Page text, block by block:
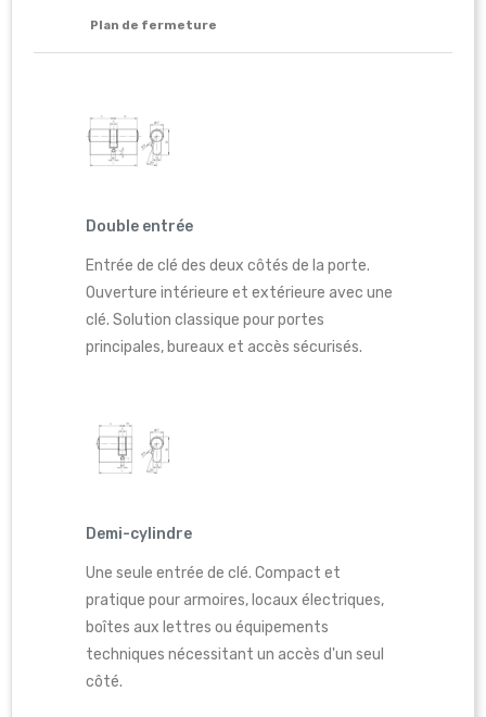
Plan de fermeture
Double entrée
Entrée de clé des deux côtés de la porte.
Ouverture intérieure et extérieure avec une
clé. Solution classique pour portes
principales, bureaux et accès sécurisés.
Demi-cylindre
Une seule entrée de clé. Compact et
pratique pour armoires, locaux électriques,
boîtes aux lettres ou équipements
techniques nécessitant un accès d'un seul
côté.